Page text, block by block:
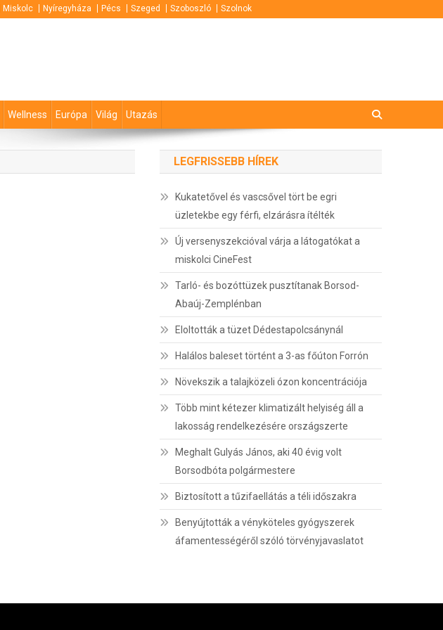
Miskolc Nyíregyháza Pécs Szeged Szoboszló Szolnok
Wellness Európa Világ Utazás
LEGFRISSEBB HÍREK
Kukatetővel és vascsővel tört be egri
üzletekbe egy férfi, elzárásra ítélték
Új versenyszekcióval várja a látogatókat a
miskolci CineFest
Tarló- és bozóttüzek pusztítanak Borsod-
Abaúj-Zemplénban
Eloltották a tüzet Dédestapolcsánynál
Halálos baleset történt a 3-as főúton Forrón
Növekszik a talajközeli ózon koncentrációja
Több mint kétezer klimatizált helyiség áll a
lakosság rendelkezésére országszerte
Meghalt Gulyás János, aki 40 évig volt
Borsodbóta polgármestere
Biztosított a tűzifaellátás a téli időszakra
Benyújtották a vényköteles gyógyszerek
áfamentességéről szóló törvényjavaslatot